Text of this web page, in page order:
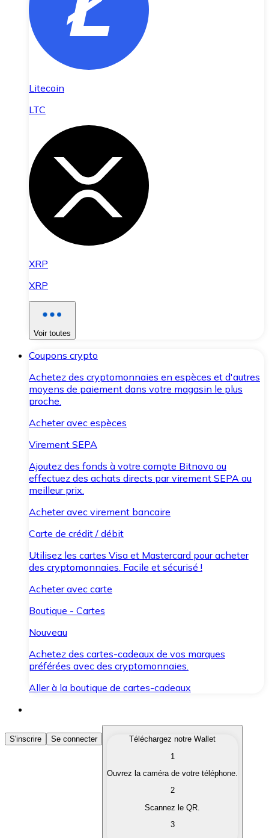
Litecoin
LTC
XRP
XRP
Voir toutes
Coupons crypto
Achetez des cryptomonnaies en espèces et d'autres
moyens de paiement dans votre magasin le plus
proche.
Acheter avec espèces
Virement SEPA
Ajoutez des fonds à votre compte Bitnovo ou
effectuez des achats directs par virement SEPA au
meilleur prix.
Acheter avec virement bancaire
Carte de crédit / débit
Utilisez les cartes Visa et Mastercard pour acheter
des cryptomonnaies. Facile et sécurisé !
Acheter avec carte
Boutique - Cartes
Nouveau
Achetez des cartes-cadeaux de vos marques
préférées avec des cryptomonnaies.
Aller à la boutique de cartes-cadeaux
Acheter des Cryptomonnaies
Achetez les cryptomonnaies qui vous intéressent
Convertissez vos cryptomonnaies en monnaie
S'inscrire Se connecter
Téléchargez notre Wallet
1
Ouvrez la caméra de votre téléphone.
2
Scannez le QR.
3